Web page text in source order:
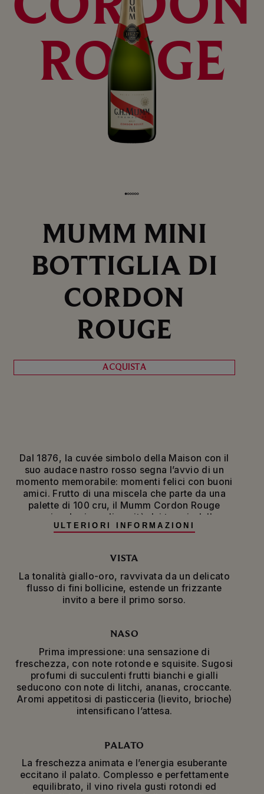
ROUGE
MUMM MINI
BOTTIGLIA DI
CORDON
ROUGE
ACQUISTA
Dal 1876, la cuvée simbolo della Maison con il
suo audace nastro rosso segna l’avvio di un
momento memorabile: momenti felici con buoni
amici. Frutto di una miscela che parte da una
palette di 100 cru, il Mumm Cordon Rouge
esprime la ricca diversità dei terroir della
Champagne, sempre nello stile fresco e animato
uva della Maison.
Realizzato da una ricca palette di oltre 100 cru,
che rappresentano tutta la diversità della
regione francese dello Champagne, il Mumm
miscela il vitigno simbolo di Mumm, il Pinot Noir
della Montagne de Reims e dell’Aube, con lo
Chardonnay della Côte des Blancs, del
Sézannais, del Vitryat e dell’Aube e con il
Meunier delle valli della Marne e dell’Ardre e
della Montagne di Reims.
Il Mumm Cordon Rouge è splendidamente
ornata da un nastro rosso che rende omaggio
Invecchiato per un minimo di 20 mesi nelle
cantine della Maison Mumm, questo vino è
ULTERIORI INFORMAZIONI
VISTA
La tonalità giallo-oro, ravvivata da un delicato
flusso di fini bollicine, estende un frizzante
invito a bere il primo sorso.
NASO
Prima impressione: una sensazione di
freschezza, con note rotonde e squisite. Sugosi
profumi di succulenti frutti bianchi e gialli
seducono con note di litchi, ananas, croccante.
Aromi appetitosi di pasticceria (lievito, brioche)
intensificano l’attesa.
PALATO
La freschezza animata e l’energia esuberante
eccitano il palato. Complesso e perfettamente
equilibrato, il vino rivela gusti rotondi ed